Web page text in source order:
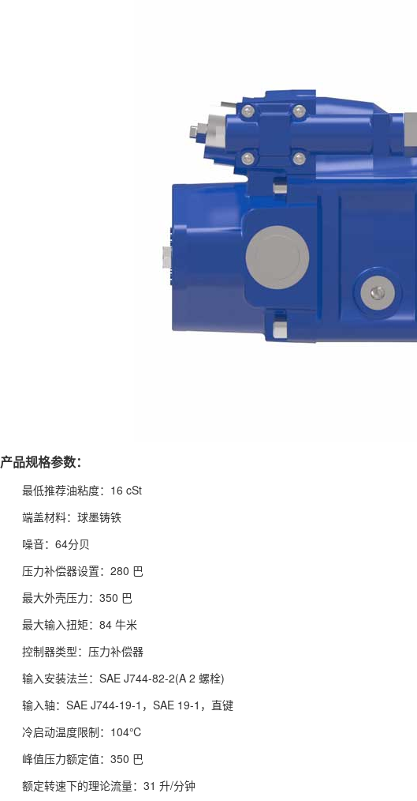
产品规格参数：
最低推荐油粘度：16 cSt
端盖材料：球墨铸铁
噪音：64分贝
压力补偿器设置：280 巴
最大外壳压力：350 巴
最大输入扭矩：84 牛米
控制器类型：压力补偿器
输入安装法兰：SAE J744-82-2(A 2 螺栓)
输入轴：SAE J744-19-1，SAE 19-1，直键
冷启动温度限制：104℃
峰值压力额定值：350 巴
额定转速下的理论流量：31 升/分钟